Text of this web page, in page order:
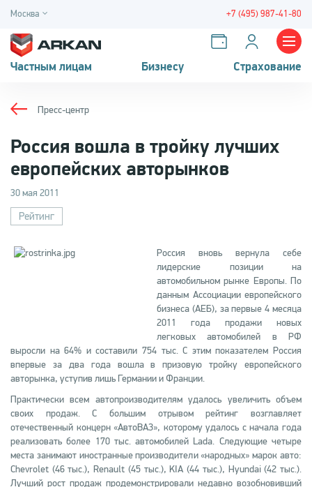
Москва +7 (495) 987-41-80
Частным лицам Бизнесу Страхование
Пресс-центр
Россия вошла в тройку лучших
европейских авторынков
30 мая 2011
Рейтинг
Россия вновь вернула себе
лидерские позиции на
автомобильном рынке Европы. По
данным Ассоциации европейского
бизнеса (АЕБ), за первые 4 месяца
2011 года продажи новых
легковых автомобилей в РФ
выросли на 64% и составили 754 тыс. С этим показателем Россия
впервые за два года вошла в призовую тройку европейского
авторынка, уступив лишь Германии и Франции.
Практически всем автопроизводителям удалось увеличить объем
своих продаж. С большим отрывом рейтинг возглавляет
отечественный концерн «АвтоВАЗ», которому удалось с начала года
реализовать более 170 тыс. автомобилей Lada. Следующие четыре
места занимают иностранные производители «народных» марок авто:
Chevrolet (46 тыс.), Renault (45 тыс.), KIA (44 тыс.), Hyundai (42 тыс.).
Лучший рост продаж продемонстрировали недавно возобновивший